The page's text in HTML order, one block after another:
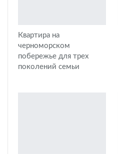
Квартира на
черноморском
побережье для трех
поколений семьи